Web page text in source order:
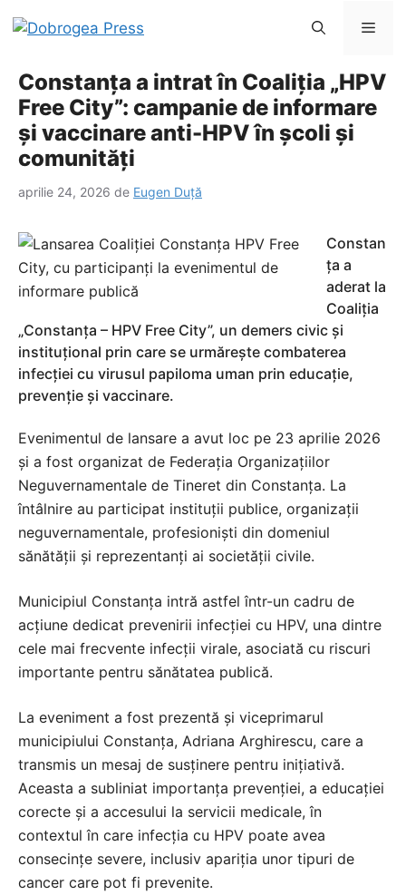
Constanța a intrat în Coaliția „HPV
Free City”: campanie de informare
și vaccinare anti-HPV în școli și
comunități
aprilie 24, 2026 de Eugen Duță
Constan
ța a
aderat la
Coaliția
„Constanța – HPV Free City”, un demers civic și
instituțional prin care se urmărește combaterea
infecției cu virusul papiloma uman prin educație,
prevenție și vaccinare.
Evenimentul de lansare a avut loc pe 23 aprilie 2026
și a fost organizat de Federația Organizațiilor
Neguvernamentale de Tineret din Constanța. La
întâlnire au participat instituții publice, organizații
neguvernamentale, profesioniști din domeniul
sănătății și reprezentanți ai societății civile.
Municipiul Constanța intră astfel într-un cadru de
acțiune dedicat prevenirii infecției cu HPV, una dintre
cele mai frecvente infecții virale, asociată cu riscuri
importante pentru sănătatea publică.
La eveniment a fost prezentă și viceprimarul
municipiului Constanța, Adriana Arghirescu, care a
transmis un mesaj de susținere pentru inițiativă.
Aceasta a subliniat importanța prevenției, a educației
corecte și a accesului la servicii medicale, în
contextul în care infecția cu HPV poate avea
consecințe severe, inclusiv apariția unor tipuri de
cancer care pot fi prevenite.